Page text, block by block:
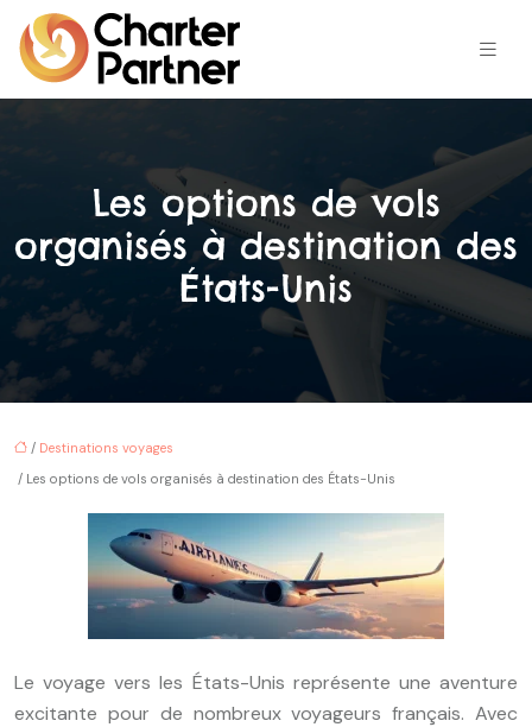
Les options de vols
organisés à destination des
États-Unis
/ Destinations voyages
/ Les options de vols organisés à destination des États-Unis
Le voyage vers les États-Unis représente une aventure
excitante pour de nombreux voyageurs français. Avec